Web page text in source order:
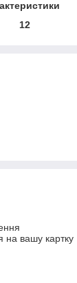
12
на вашу картку